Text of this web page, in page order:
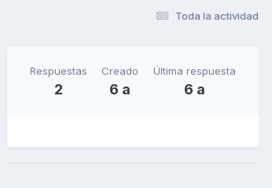
Toda la actividad
Respuestas
2
Creado
6 a
Última respuesta
6 a